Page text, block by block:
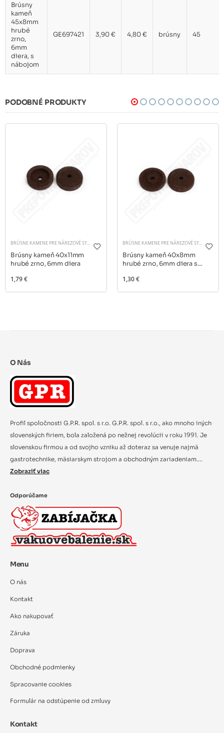
Brúsny
kameň
45x8mm
hrubé
zrno,
6mm
diera, s
nábojom
GE697421 3,90 € 4,80 € brúsny 45
PODOBNÉ PRODUKTY
BRÚSNE KAMENE PRE NÁREZOVÉ STROJE
Brúsny kameň 40x11mm
hrubé zrno, 6mm diera
1,79 €
BRÚSNE KAMENE PRE NÁREZOVÉ STROJE
Brúsny kameň 40x8mm
hrubé zrno, 6mm diera s
1,30 €
O Nás
Profil spoločnosti G.P.R. spol. s r.o. G.P.R. spol. s r.o., ako mnoho iných
slovenských firiem, bola založená po nežnej revolúcii v roku 1991. Je
slovenskou firmou a od svojho vzniku až doteraz sa venuje najmä
gastrotechnike, mäsiarskym strojom a obchodným zariadeniam....
Zobraziť viac
Odporúčame
Menu
O nás
Kontakt
Ako nakupovať
Záruka
Doprava
Obchodné podmienky
Spracovanie cookies
Formulár na odstúpenie od zmluvy
Kontakt